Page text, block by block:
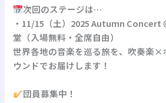
次回のステージは…
・11/15（土）2025 Autumn Concert
堂（入場無料・全席自由）
世界各地の音楽を巡る旅を、吹奏楽×
ウンドでお届けします！
団員募集中！